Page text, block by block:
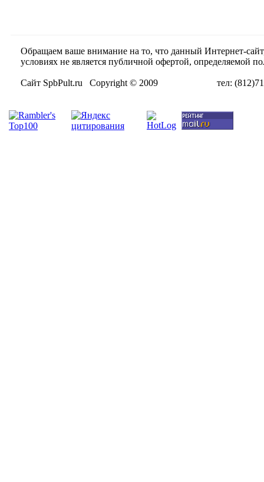
Обращаем ваше внимание на то, что данный Интернет-
условиях не является публичной офертой, определяемой
Сайт SpbPult.ru Copyright © 2009 тел: (812)716-